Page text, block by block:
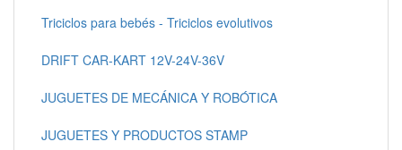
Triciclos para bebés - Triciclos evolutivos
DRIFT CAR-KART 12V-24V-36V
JUGUETES DE MECÁNICA Y ROBÓTICA
JUGUETES Y PRODUCTOS STAMP